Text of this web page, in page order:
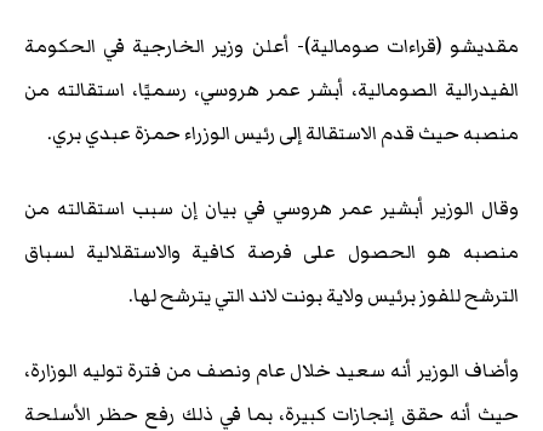
مقديشو (قراءات صومالية)- أعلن وزير الخارجية في الحكومة
الفيدرالية الصومالية، أبشر عمر هروسي، رسميًا، استقالته من
منصبه حيث قدم الاستقالة إلى رئيس الوزراء حمزة عبدي بري.
وقال الوزير أبشير عمر هروسي في بيان إن سبب استقالته من
منصبه هو الحصول على فرصة كافية والاستقلالية لسباق
الترشح للفوز برئيس ولاية بونت لاند التي يترشح لها.
وأضاف الوزير أنه سعيد خلال عام ونصف من فترة توليه الوزارة،
حيث أنه حقق إنجازات كبيرة، بما في ذلك رفع حظر الأسلحة